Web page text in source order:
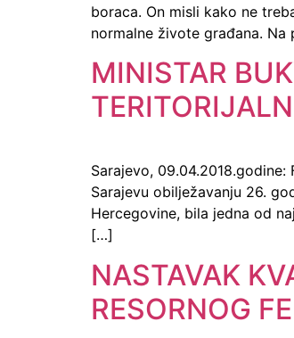
boraca. On misli kako ne
normalne živote građana.
MINISTAR
Sarajevo,
Sarajevu obilježavanju 26.
Hercegovine, bila jedna od
[…]
NASTAVAK
RESORNOG